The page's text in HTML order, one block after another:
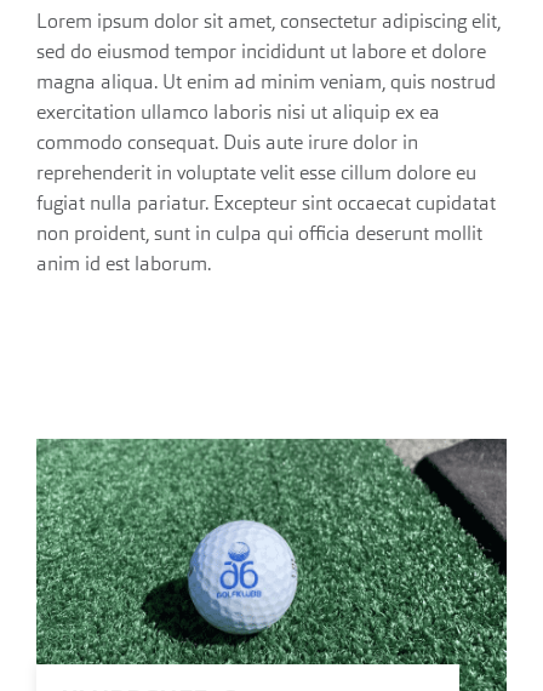
Lorem ipsum dolor sit amet, consectetur adipiscing elit,
sed do eiusmod tempor incididunt ut labore et dolore
magna aliqua. Ut enim ad minim veniam, quis nostrud
exercitation ullamco laboris nisi ut aliquip ex ea
commodo consequat. Duis aute irure dolor in
reprehenderit in voluptate velit esse cillum dolore eu
fugiat nulla pariatur. Excepteur sint occaecat cupidatat
non proident, sunt in culpa qui officia deserunt mollit
anim id est laborum.